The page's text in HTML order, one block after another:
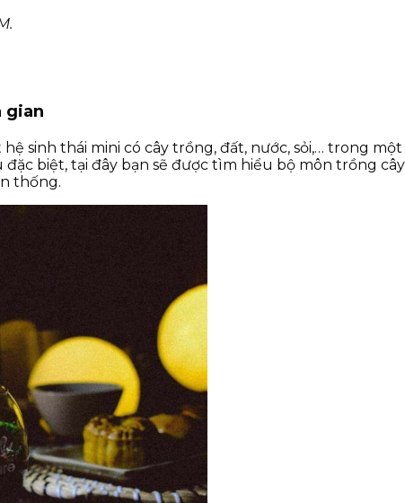
gian
sinh thái mini có cây trồng, đất, nước, sỏi,… trong
biệt, tại đây bạn sẽ được tìm hiểu bộ môn trồng
thống.